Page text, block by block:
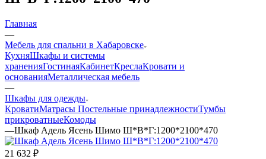
Главная
—
Мебель для спальни в Хабаровске
КухняШкафы и системы
храненияГостинаяКабинетКреслаКровати и
основанияМеталлическая мебель
—
Шкафы для одежды
КроватиМатрасы Постельные принадлежностиТумбы
прикроватныеКомоды
—Шкаф Адель Ясень Шимо Ш*В*Г:1200*2100*470
21 632 ₽